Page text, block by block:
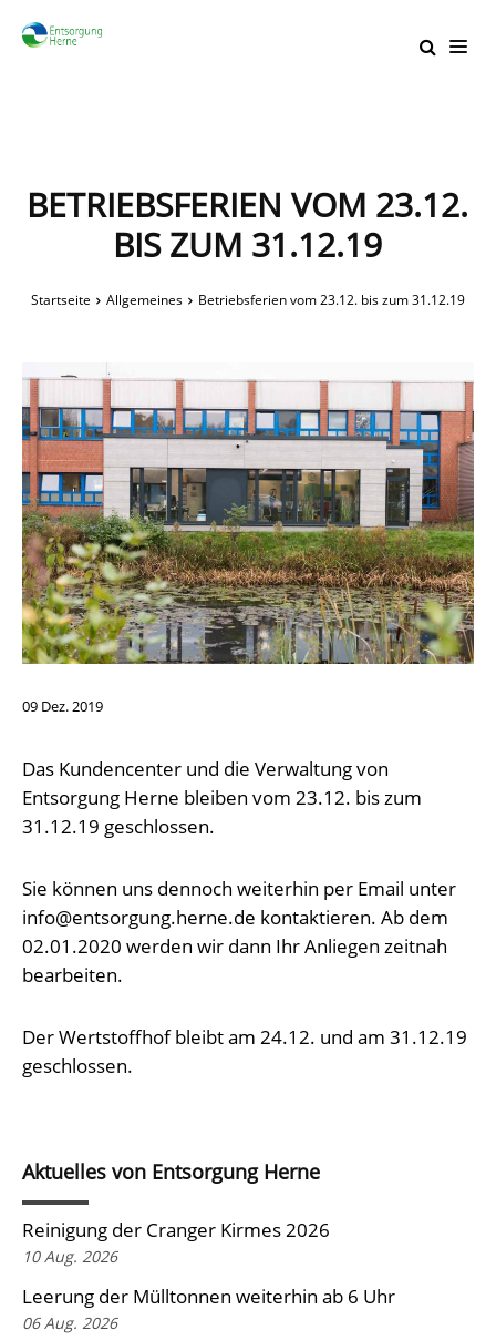
BETRIEBSFERIEN VOM 23.12.
BIS ZUM 31.12.19
Startseite Allgemeines Betriebsferien vom 23.12. bis zum 31.12.19
09 Dez.2019
Das Kundencenter und die Verwaltung von
Entsorgung Herne bleiben vom 23.12. bis zum
31.12.19 geschlossen.
Sie können uns dennoch weiterhin per Email unter
info@entsorgung.herne.de kontaktieren. Ab dem
02.01.2020 werden wir dann Ihr Anliegen zeitnah
bearbeiten.
Der Wertstoffhof bleibt am 24.12. und am 31.12.19
geschlossen.
Aktuelles von Entsorgung Herne
Reinigung der Cranger Kirmes 2026
10 Aug. 2026
Leerung der Mülltonnen weiterhin ab 6 Uhr
06 Aug. 2026